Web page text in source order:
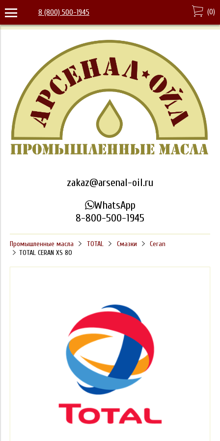
8 (800) 500-1945 (0)
zakaz@arsenal-oil.ru
WhatsApp
8-800-500-1945
Промышленные масла TOTAL Смазки
Ceran
TOTAL CERAN XS 80